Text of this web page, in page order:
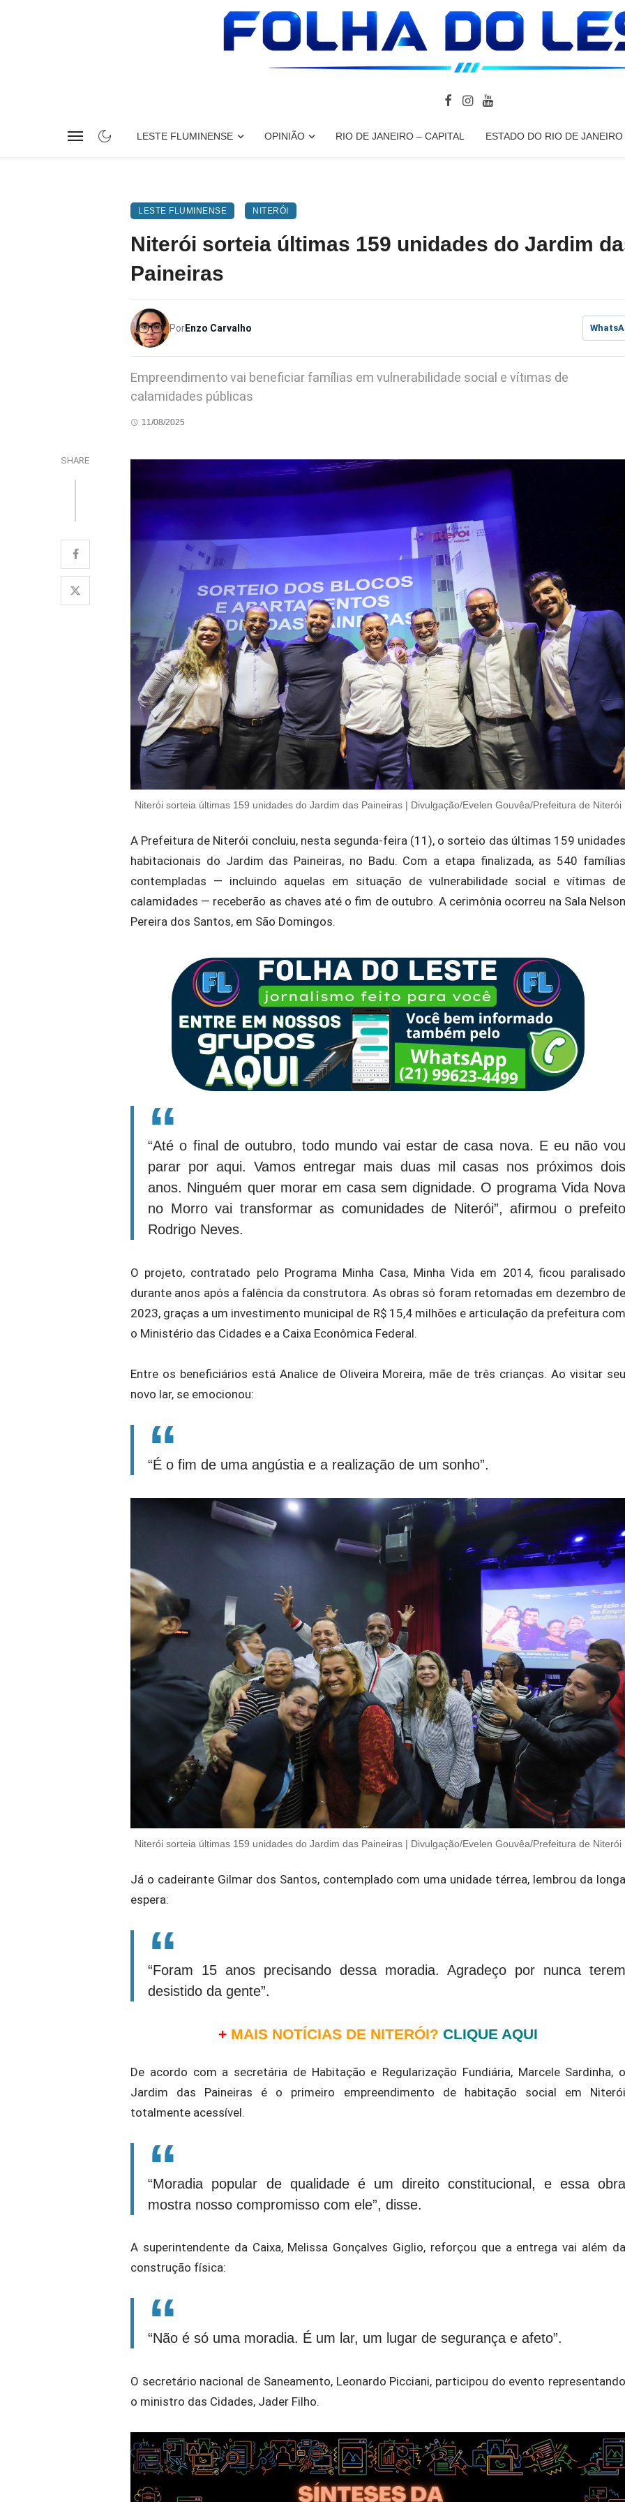
LESTE FLUMINENSE OPINIÃO RIO DE JANEIRO – CAPITAL ESTADO DO RIO DE JANEIRO
LESTE FLUMINENSE NITERÓI
Niterói sorteia últimas 159 unidades do Jardim
Paineiras
PorEnzo Carvalho
Empreendimento vai beneficiar famílias em vulnerabilidade social e vítimas de
calamidades públicas
11/08/2025
SHARE
Niterói sorteia últimas 159 unidades do Jardim das Paineiras | Divulgação/Evelen Gouvêa/Prefeitura de Niterói
A Prefeitura de Niterói concluiu, nesta segunda-feira (11), o sorteio das últimas 159 unidades
habitacionais do Jardim das Paineiras, no Badu. Com a etapa finalizada, as 540 famílias
contempladas — incluindo aquelas em situação de vulnerabilidade social e vítimas de
calamidades — receberão as chaves até o fim de outubro. A cerimônia ocorreu na Sala Nelson
Pereira dos Santos, em São Domingos.
“Até o final de outubro, todo mundo vai estar de casa nova. E eu não vou
parar por aqui. Vamos entregar mais duas mil casas nos próximos dois
anos. Ninguém quer morar em casa sem dignidade. O programa Vida Nova
no Morro vai transformar as comunidades de Niterói”, afirmou o prefeito
Rodrigo Neves.
O projeto, contratado pelo Programa Minha Casa, Minha Vida em 2014, ficou paralisado
durante anos após a falência da construtora. As obras só foram retomadas em dezembro de
2023, graças a um investimento municipal de R$ 15,4 milhões e articulação da prefeitura com
o Ministério das Cidades e a Caixa Econômica Federal.
Entre os beneficiários está Analice de Oliveira Moreira, mãe de três crianças. Ao visitar seu
novo lar, se emocionou:
“É o fim de uma angústia e a realização de um sonho”.
Niterói sorteia últimas 159 unidades do Jardim das Paineiras | Divulgação/Evelen Gouvêa/Prefeitura de Niterói
Já o cadeirante Gilmar dos Santos, contemplado com uma unidade térrea, lembrou da longa
espera:
“Foram 15 anos precisando dessa moradia. Agradeço por nunca terem
desistido da gente”.
+ MAIS NOTÍCIAS DE NITERÓI? CLIQUE AQUI
De acordo com a secretária de Habitação e Regularização Fundiária, Marcele Sardinha, o
Jardim das Paineiras é o primeiro empreendimento de habitação social em Niterói
totalmente acessível.
“Moradia popular de qualidade é um direito constitucional, e essa obra
mostra nosso compromisso com ele”, disse.
A superintendente da Caixa, Melissa Gonçalves Giglio, reforçou que a entrega vai além da
construção física:
“Não é só uma moradia. É um lar, um lugar de segurança e afeto”.
O secretário nacional de Saneamento, Leonardo Picciani, participou do evento representando
o ministro das Cidades, Jader Filho.